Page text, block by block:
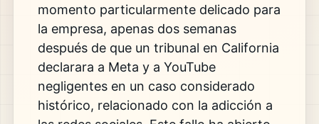
momento particularmente delicado para
la empresa, apenas dos semanas
después de que un tribunal en California
declarara a Meta y a YouTube
negligentes en un caso considerado
histórico, relacionado con la adicción a